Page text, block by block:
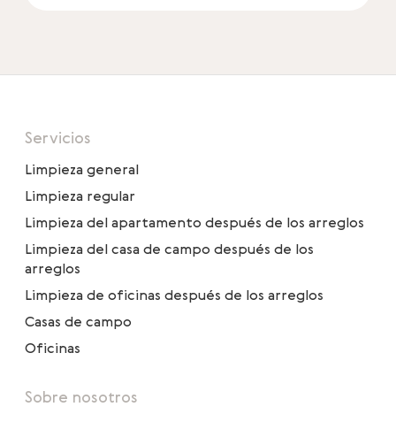
Servicios
Limpieza general
Limpieza regular
Limpieza del apartamento después de los arreglos
Limpieza del casa de campo después de los
arreglos
Limpieza de oficinas después de los arreglos
Casas de campo
Oficinas
Sobre nosotros